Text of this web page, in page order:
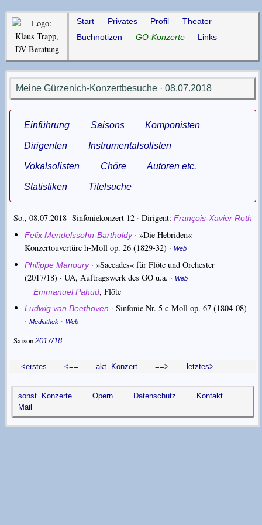
Start Privates Profil
Theater
Buchnotizen
GO-Konzerte Links
Meine Gürzenich-Konzertbesuche · 08.07.2018
Einführung Saisons Komponisten
Dirigenten Instrumentalsolisten
Vokalsolisten Chöre Autoren etc.
Statistiken Titelsuche
So., 08.07.2018 Sinfoniekonzert 12 ·Dirigent François-Xavier Roth
Felix Mendelssohn-Bartholdy·»Die Hebriden«
Konzertouvertüre h-Moll op. 26 (1829-32) · Web
Philippe Manoury·»Saccades« für Flöte und Orchester
(2017/18) · UA, Auftragswerk des GO u.a. · Web
Emmanuel Pahud, Flöte
Ludwig van Beethoven ·Sinfonie Nr. 5 c-Moll op. 67 (1804-08)
·Mediathek · Web
Saison 2017/18
<erstes <== akt. Konzert ==> letztes>
sonst. Konzerte Opern Datenschutz
Kontakt
Mail